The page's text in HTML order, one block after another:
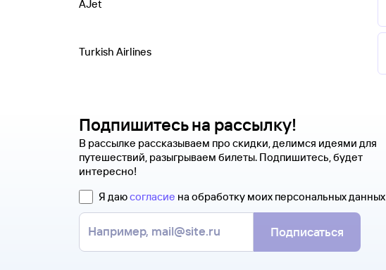
AJet
Turkish Airlines
Подпишитесь на рассылку!
В рассылке рассказываем про скидки, делимся идеями для
путешествий, разыгрываем билеты. Подпишитесь, будет
интересно!
Я даюсогласие на обработку моих персональных данных
Подписаться